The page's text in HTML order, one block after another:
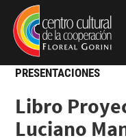
Pasar al contenido principal
Jump to main content
PRESENTACIONES
Libro
Luciano